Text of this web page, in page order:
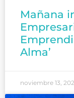
Mañana
Alma’
noviembre 13,